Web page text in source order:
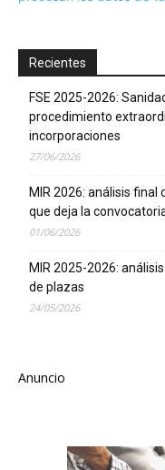
Recientes
FSE 2025-2026:
procedimiento
incorporaciones
27/06/2026
MIR 2026: análisis final
que deja la
01/06/2026
MIR 2025-2026:
de plazas
24/05/2026
Anuncio